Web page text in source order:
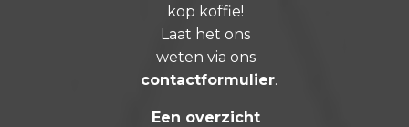
kop koffie!
Laat het ons
weten via ons
contactformulier.
Een overzicht